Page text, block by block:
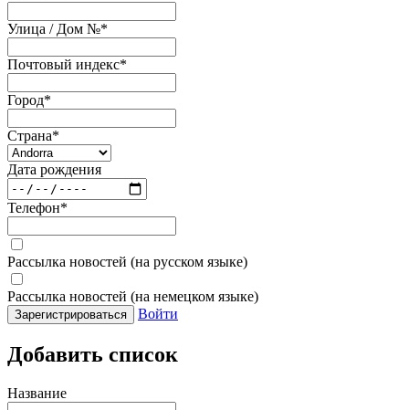
Улица / Дом №*
Почтовый индекс*
Город*
Страна*
Дата рождения
Телефон*
Рассылка новостей (на русском языке)
Рассылка новостей (на немецком языке)
Зарегистрироваться Войти
Добавить список
Название